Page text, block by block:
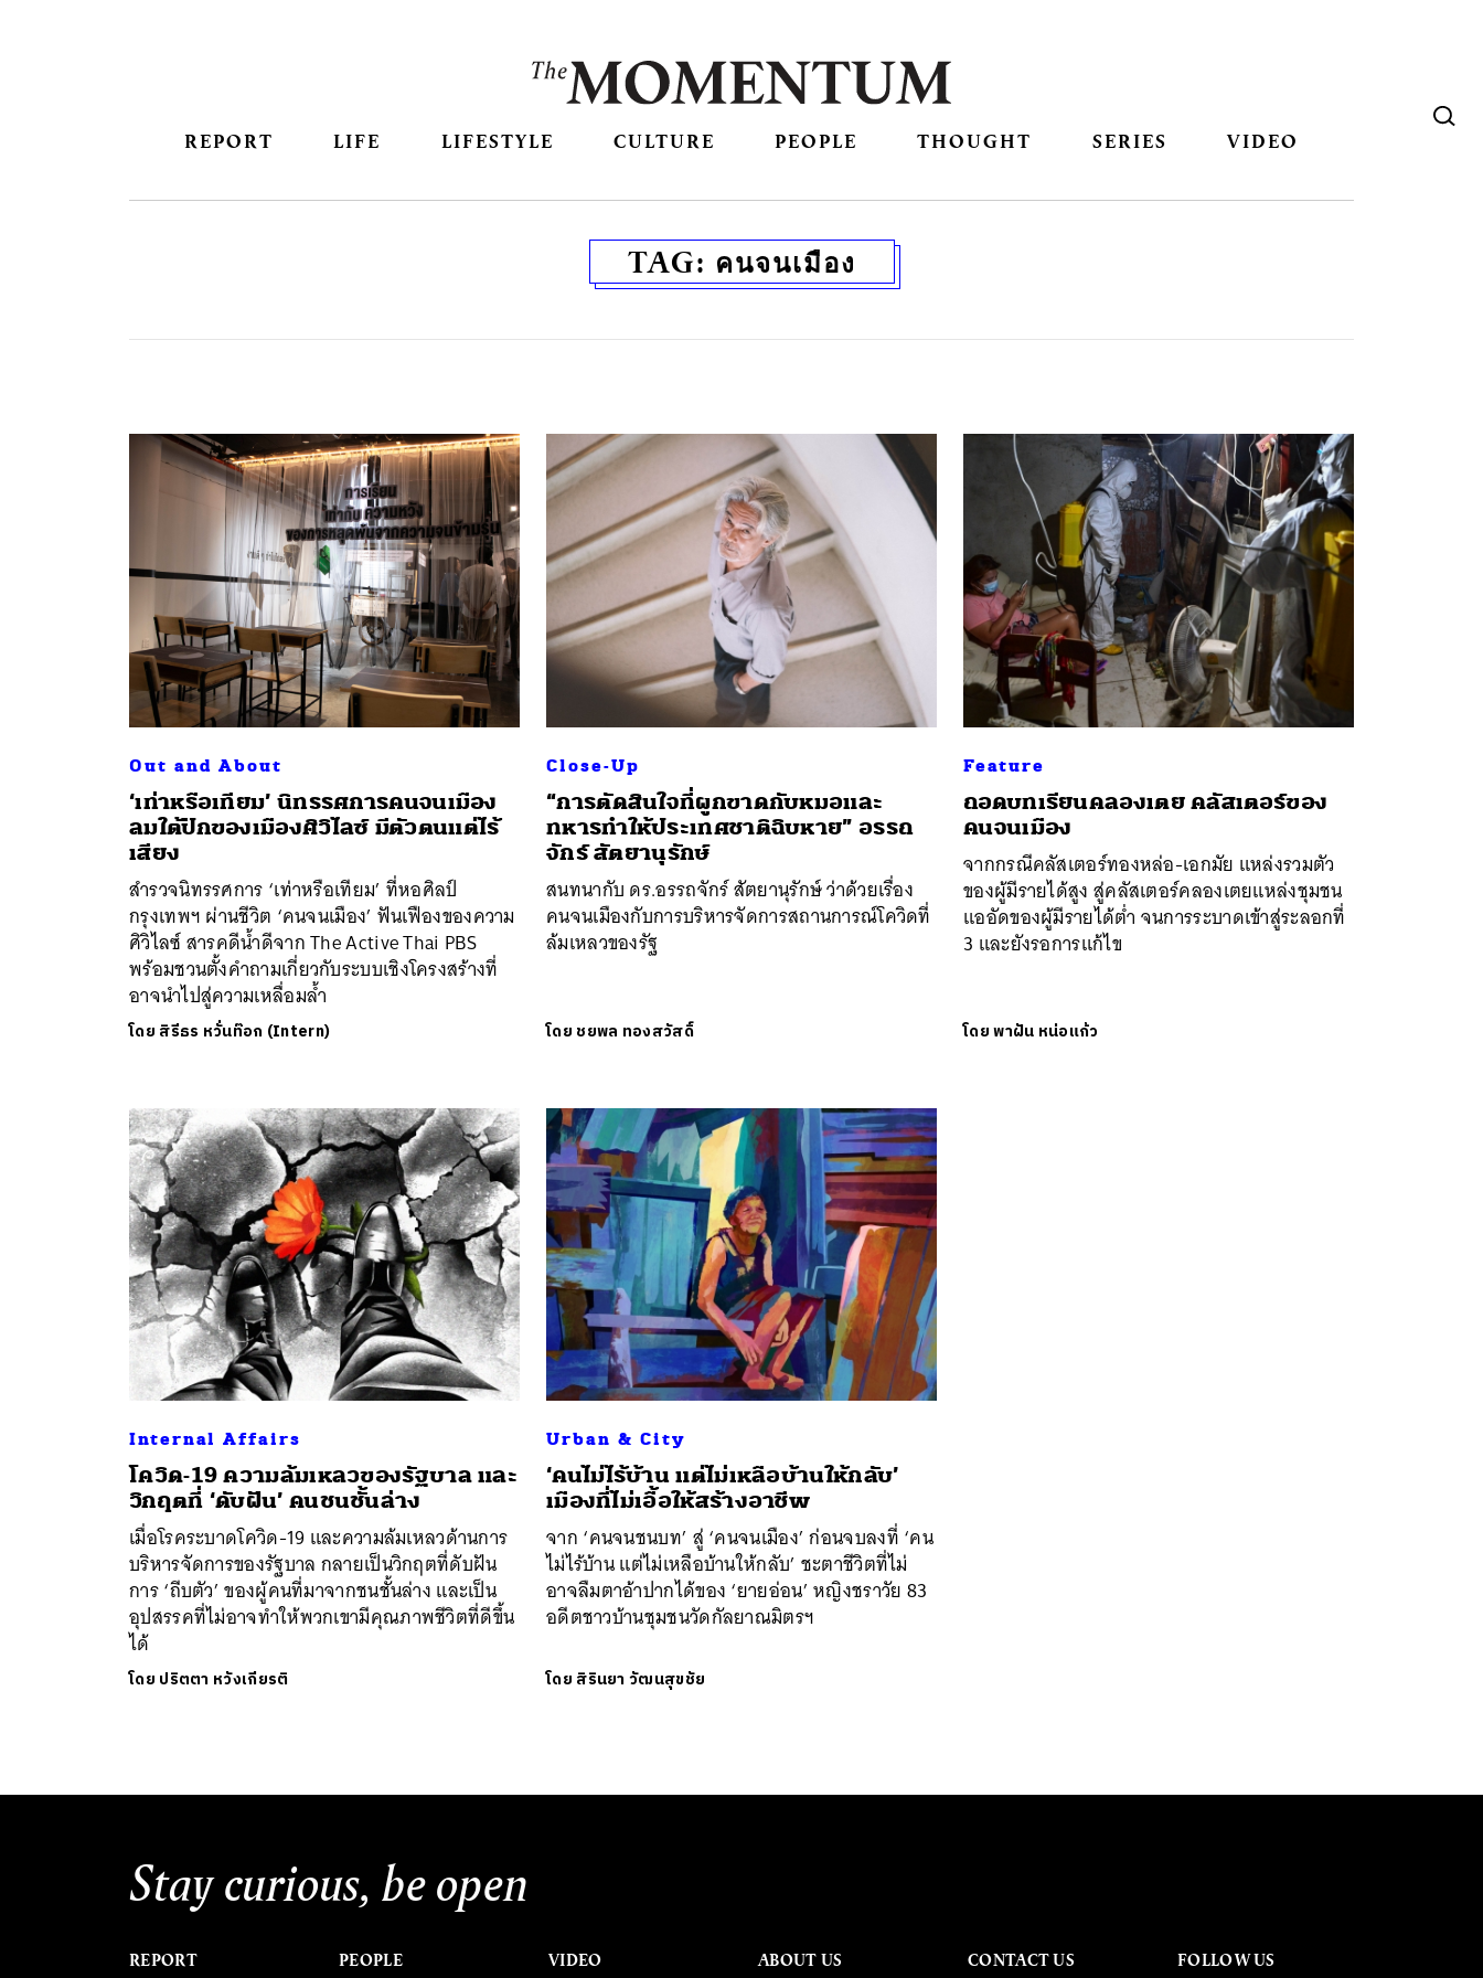
REPORT LIFE LIFESTYLE CULTURE PEOPLE THOUGHT SERIES VIDEO
TAG: คนจนเมือง
Out and About
‘เท่าหรือเทียม’ นิทรรศการคนจนเมือง
ลมใต้ปีกของเมืองศิวิไลซ์ มีตัวตนแต่ไร้
เสียง
สำรวจนิทรรศการ ‘เท่าหรือเทียม’ ที่หอศิลป์
กรุงเทพฯ ผ่านชีวิต ‘คนจนเมือง’ ฟันเฟืองของความ
ศิวิไลซ์ สารคดีน้ำดีจาก The Active Thai PBS
พร้อมชวนตั้งคำถามเกี่ยวกับระบบเชิงโครงสร้างที่
อาจนำไปสู่ความเหลื่อมล้ำ
โดย สิรีธร หวั่นท๊อก (Intern)
Close-Up
“การตัดสินใจที่ผูกขาดกับหมอและ
ทหารทำให้ประเทศชาติฉิบหาย” อรรถ
จักร์ สัตยานุรักษ์
สนทนากับ ดร.อรรถจักร์ สัตยานุรักษ์ ว่าด้วยเรื่อง
คนจนเมืองกับการบริหารจัดการสถานการณ์โควิดที่
ล้มเหลวของรัฐ
โดย ชยพล ทองสวัสดิ์
Feature
ถอดบทเรียนคลองเตย คลัสเตอร์ของ
คนจนเมือง
จากกรณีคลัสเตอร์ทองหล่อ-เอกมัย แหล่งรวมตัว
ของผู้มีรายได้สูง สู่คลัสเตอร์คลองเตยแหล่งชุมชน
แออัดของผู้มีรายได้ต่ำ จนการระบาดเข้าสู่ระลอกที่
3 และยังรอการแก้ไข
โดยพาฝัน หน่อแก้ว
Internal Affairs
โควิด-19 ความล้มเหลวของรัฐบาล และ
วิกฤตที่ ‘ดับฝัน’ คนชนชั้นล่าง
เมื่อโรคระบาดโควิด-19 และความล้มเหลวด้านการ
บริหารจัดการของรัฐบาล กลายเป็นวิกฤตที่ดับฝัน
การ ‘ถีบตัว’ ของผู้คนที่มาจากชนชั้นล่าง และเป็น
อุปสรรคที่ไม่อาจทำให้พวกเขามีคุณภาพชีวิตที่ดีขึ้น
ได้
โดย ปริตตา หวังเกียรติ
Urban & City
‘คนไม่ไร้บ้าน แต่ไม่เหลือบ้านให้กลับ’
เมืองที่ไม่เอื้อให้สร้างอาชีพ
จาก ‘คนจนชนบท’ สู่ ‘คนจนเมือง’ ก่อนจบลงที่ ‘คน
ไม่ไร้บ้าน แต่ไม่เหลือบ้านให้กลับ’ ชะตาชีวิตที่ไม่
อาจลืมตาอ้าปากได้ของ ‘ยายอ่อน’ หญิงชราวัย 83
อดีตชาวบ้านชุมชนวัดกัลยาณมิตรฯ
โดย สิรินยา วัฒนสุขชัย
Stay curious, be open
REPORT PEOPLE VIDEO ABOUT US CONTACT US FOLLOW US
ค้นหา
SHARE TWEET LINE EMAIL